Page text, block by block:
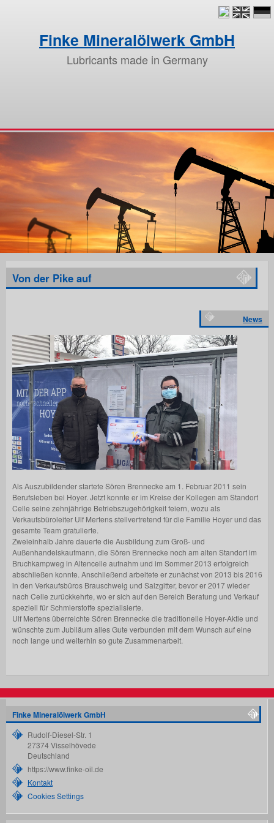
Finke Mineralölwerk GmbH
Lubricants made in Germany
Von der Pike auf
News
Als Auszubildender startete Sören Brennecke am 1. Februar 2011 sein
Berufsleben bei Hoyer. Jetzt konnte er im Kreise der Kollegen am Standort
Celle seine zehnjährige Betriebszugehörigkeit feiern, wozu als
Verkaufsbüroleiter Ulf Mertens stellvertretend für die Familie Hoyer und das
gesamte Team gratulierte.
Zweieinhalb Jahre dauerte die Ausbildung zum Groß- und
Außenhandelskaufmann, die Sören Brennecke noch am alten Standort im
Bruchkampweg in Altencelle aufnahm und im Sommer 2013 erfolgreich
abschließen konnte. Anschließend arbeitete er zunächst von 2013 bis 2016
in den Verkaufsbüros Brauschweig und Salzgitter, bevor er 2017 wieder
nach Celle zurückkehrte, wo er sich auf den Bereich Beratung und Verkauf
speziell für Schmierstoffe spezialisierte.
Ulf Mertens überreichte Sören Brennecke die traditionelle Hoyer-Aktie und
wünschte zum Jubiläum alles Gute verbunden mit dem Wunsch auf eine
noch lange und weiterhin so gute Zusammenarbeit.
Finke Mineralölwerk GmbH
Rudolf-Diesel-Str. 1
27374 Visselhövede
Deutschland
https://www.finke-oil.de
Kontakt
Cookies Settings